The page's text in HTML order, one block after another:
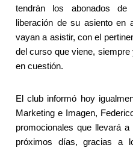
tendrán los abonados
liberación de su asiento en
vayan a asistir, con el
del curso que viene,
en cuestión.
El club informó hoy
Marketing e Imagen,
promocionales que llevará
próximos días, gracias a